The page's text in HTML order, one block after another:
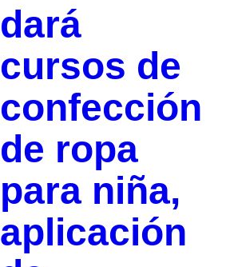
dará
cursos de
confección
de ropa
para niña,
aplicación